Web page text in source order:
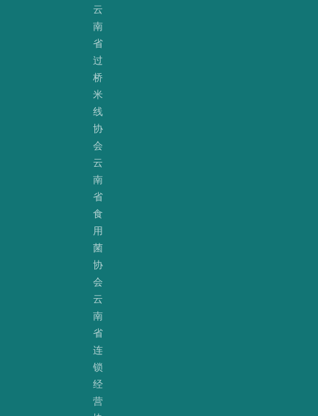
云
南
省
过
桥
米
线
协
会
云
南
省
食
用
菌
协
会
云
南
省
连
锁
经
营